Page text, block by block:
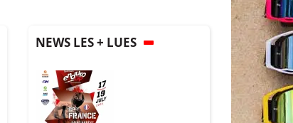
NEWS LES + LUES